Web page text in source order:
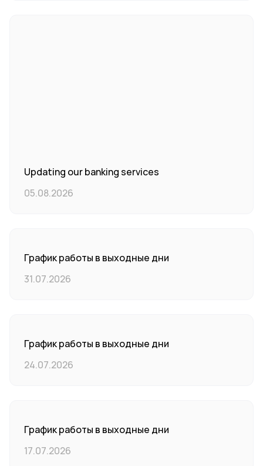
Updating our banking services
05.08.2026
График работы в выходные дни
31.07.2026
График работы в выходные дни
24.07.2026
График работы в выходные дни
17.07.2026